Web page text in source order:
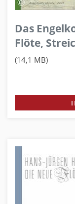
Das
Flöte,
(14,1 MB)